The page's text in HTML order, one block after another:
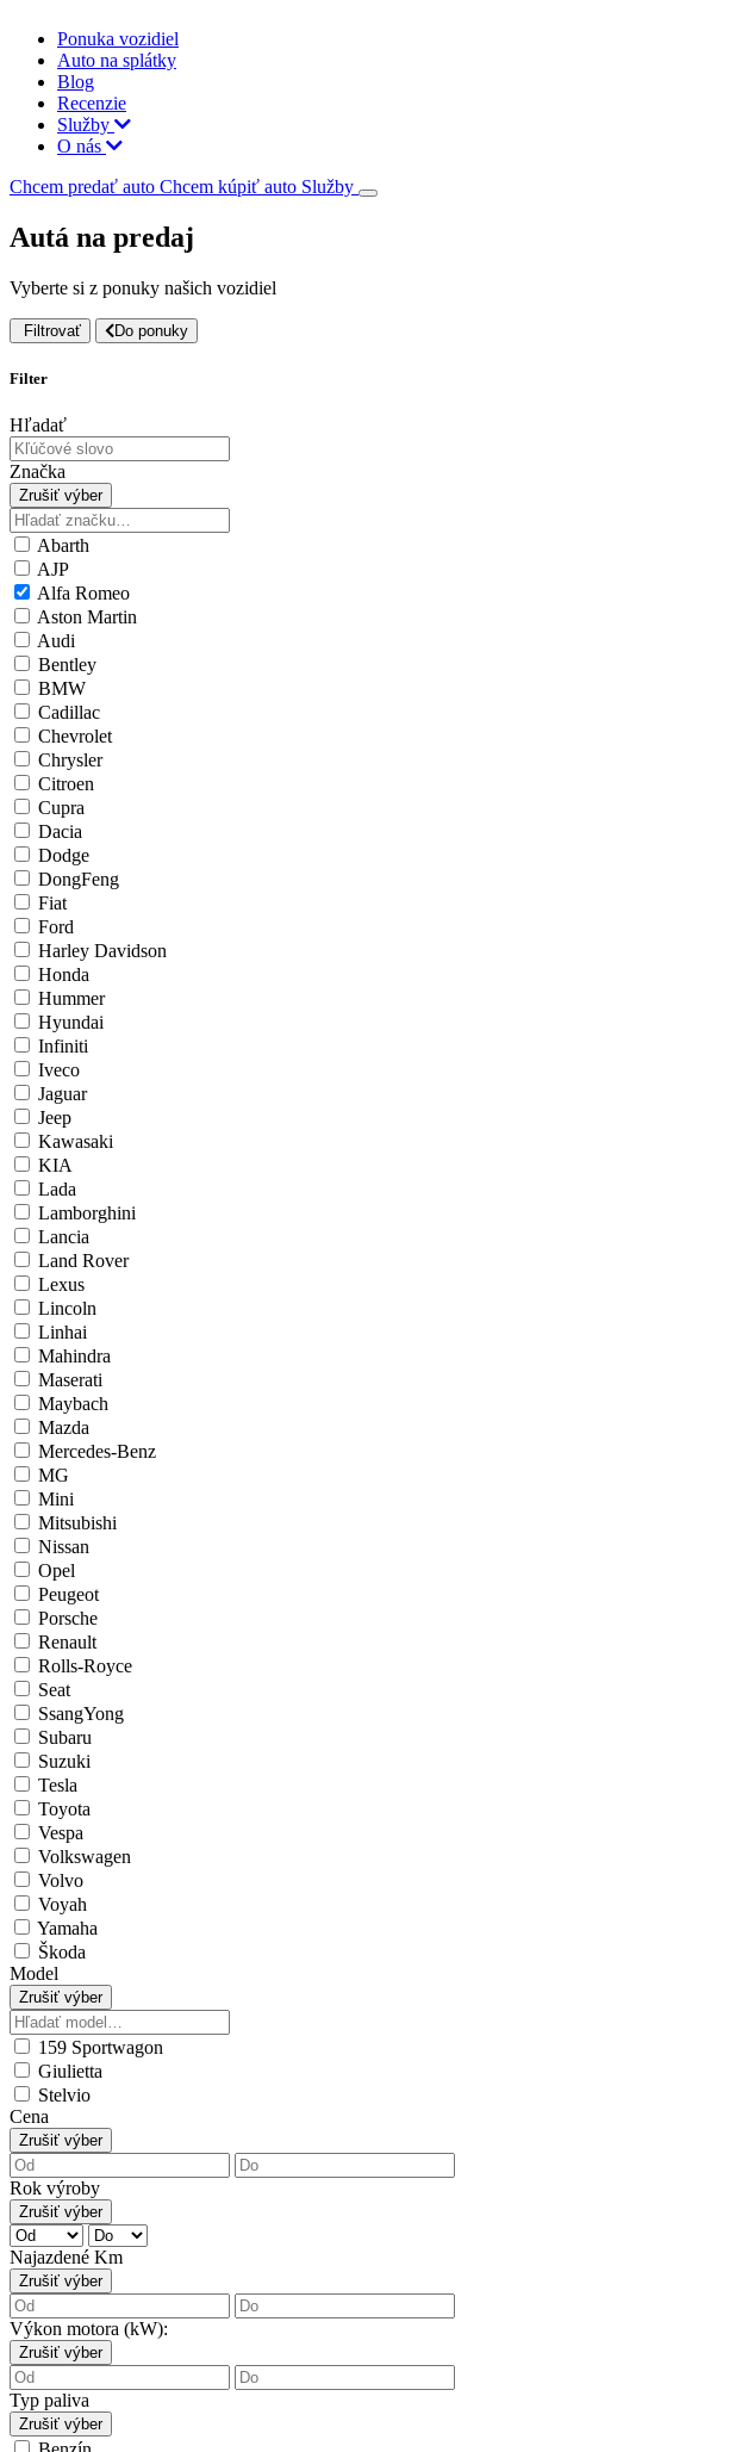
Ponuka vozidiel
Auto na splátky
Blog
Recenzie
Služby
O nás
Chcem predať auto Chcem kúpiť auto Služby
Autá na predaj
Vyberte si z ponuky našich vozidiel
Filtrovať Do ponuky
Filter
Hľadať
Značka
Zrušiť výber
Abarth
AJP
Alfa Romeo
Aston Martin
Audi
Bentley
BMW
Cadillac
Chevrolet
Chrysler
Citroen
Cupra
Dacia
Dodge
DongFeng
Fiat
Ford
Harley Davidson
Honda
Hummer
Hyundai
Infiniti
Iveco
Jaguar
Jeep
Kawasaki
KIA
Lada
Lamborghini
Lancia
Land Rover
Lexus
Lincoln
Linhai
Mahindra
Maserati
Maybach
Mazda
Mercedes-Benz
MG
Mini
Mitsubishi
Nissan
Opel
Peugeot
Porsche
Renault
Rolls-Royce
Seat
SsangYong
Subaru
Suzuki
Tesla
Toyota
Vespa
Volkswagen
Volvo
Voyah
Yamaha
Škoda
Model
Zrušiť výber
159 Sportwagon
Giulietta
Stelvio
Cena
Zrušiť výber
Rok výroby
Zrušiť výber
Najazdené Km
Zrušiť výber
Výkon motora (kW):
Zrušiť výber
Typ paliva
Zrušiť výber